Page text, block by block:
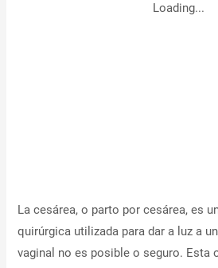
Loading...
La cesárea, o parto por cesárea, es
quirúrgica utilizada para dar a luz a
vaginal no es posible o seguro. Esta